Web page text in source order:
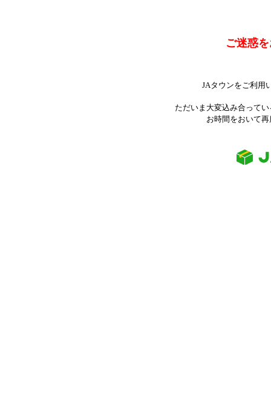
ご迷惑
JAタウンをご利用
ただいま大変込み合って
お時間をおいて